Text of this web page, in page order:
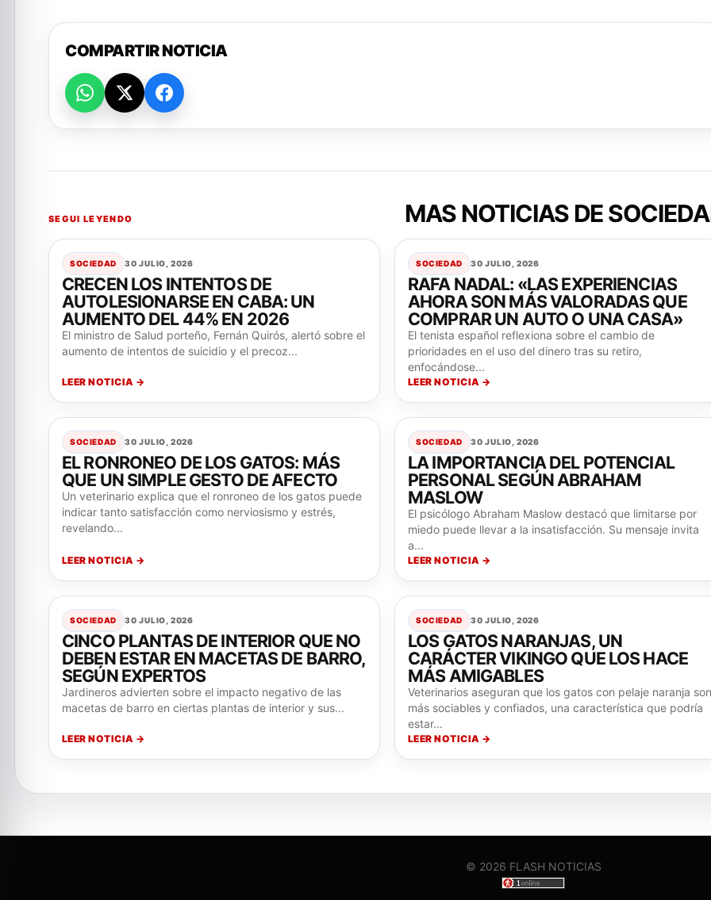
COMPARTIR NOTICIA
SEGUI LEYENDO MAS NOTICIAS DE
SOCIEDAD 30 JULIO, 2026
CRECEN LOS INTENTOS DE
AUTOLESIONARSE EN CABA: UN
AUMENTO DEL 44% EN 2026
El ministro de Salud porteño, Fernán Quirós, alertó sobre el
aumento de intentos de suicidio y el precoz...
LEER NOTICIA →
SOCIEDAD 30 JULIO, 2026
RAFA NADAL: «LAS EXPERIENCIAS
AHORA SON MÁS VALORADAS QUE
COMPRAR UN AUTO O UNA CASA»
El tenista español reflexiona sobre el cambio de
prioridades en el uso del dinero tras su retiro,
enfocándose...
LEER NOTICIA →
SOCIEDAD 30 JULIO, 2026
EL RONRONEO DE LOS GATOS: MÁS
QUE UN SIMPLE GESTO DE AFECTO
Un veterinario explica que el ronroneo de los gatos puede
indicar tanto satisfacción como nerviosismo y estrés,
revelando...
LEER NOTICIA →
SOCIEDAD 30 JULIO, 2026
LA IMPORTANCIA DEL POTENCIAL
PERSONAL SEGÚN ABRAHAM
MASLOW
El psicólogo Abraham Maslow destacó que limitarse por
miedo puede llevar a la insatisfacción. Su mensaje invita
a...
LEER NOTICIA →
SOCIEDAD 30 JULIO, 2026
CINCO PLANTAS DE INTERIOR QUE NO
DEBEN ESTAR EN MACETAS DE BARRO,
SEGÚN EXPERTOS
Jardineros advierten sobre el impacto negativo de las
macetas de barro en ciertas plantas de interior y sus...
LEER NOTICIA →
SOCIEDAD 30 JULIO, 2026
LOS GATOS NARANJAS, UN
CARÁCTER VIKINGO QUE LOS HACE
MÁS AMIGABLES
Veterinarios aseguran que los gatos con pelaje naranja son
más sociables y confiados, una característica que podría
estar...
LEER NOTICIA →
© 2026 FLASH NOTICIAS